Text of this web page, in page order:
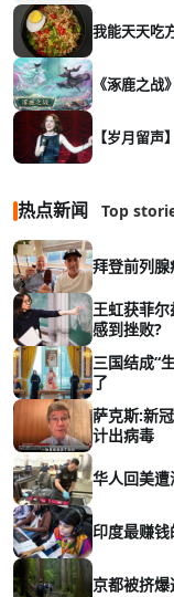
我能天天吃
《涿鹿之战
【岁月留
热点新闻 Top
拜登前列
王虹获菲
感到挫败?
三国结成“
了
萨克斯:新
计出病毒
华人回美
印度最赚
京都被挤